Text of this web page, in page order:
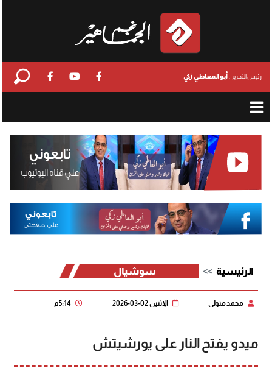
رئيس التحرير : أبو المعاطي زكي
الرئيسية سوشيال
محمد متولي الإثنين 02-03-2026 5:14 م
ميدو يفتح النار على يورشيتش